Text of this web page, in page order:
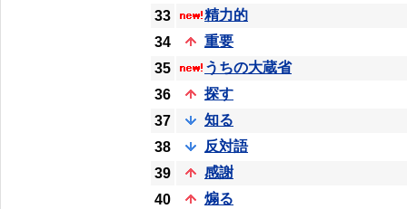
33
精力的
34
重要
35
うちの大蔵省
36
探す
37
知る
38
反対語
39
感謝
40
煽る